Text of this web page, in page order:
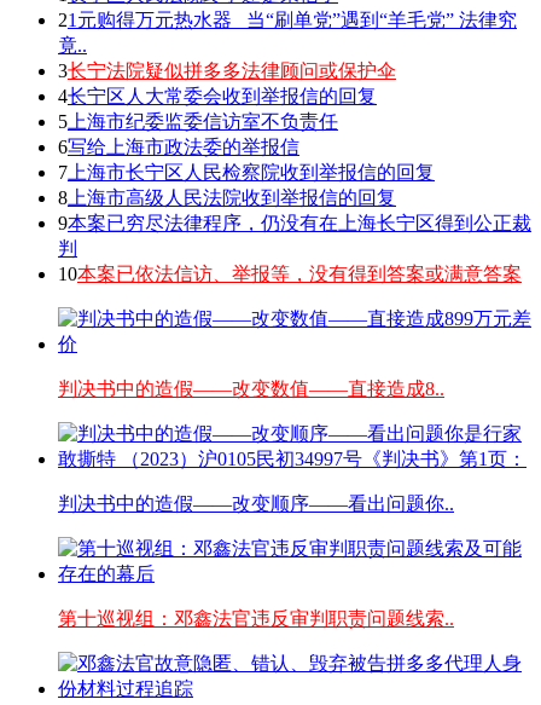
21元购得万元热水器 _当“刷单党”遇到“羊毛党” 法律究
竟..
3长宁法院疑似拼多多法律顾问或保护伞
4长宁区人大常委会收到举报信的回复
5 上海市纪委监委信访室不负责任
6写给上海市政法委的举报信
7 上海市长宁区人民检察院收到举报信的回复
8 上海市高级人民法院收到举报信的回复
9本案已穷尽法律程序，仍没有在上海长宁区得到公正裁
判
10本案已依法信访、举报等，没有得到答案或满意答案
判决书中的造假——改变数值——直接造成8..
判决书中的造假——改变顺序——看出问题你..
第十巡视组：邓鑫法官违反审判职责问题线索..